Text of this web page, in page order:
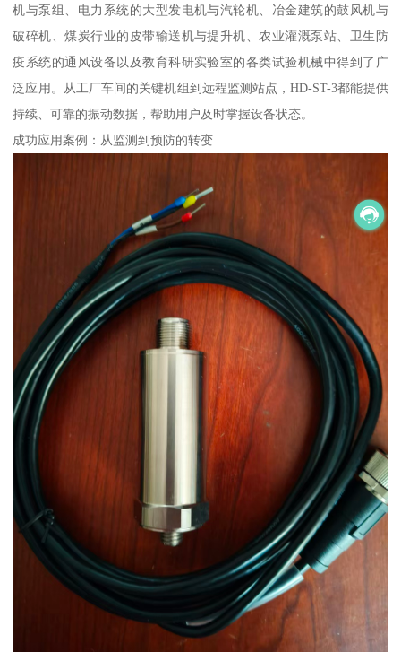
机与泵组、电力系统的大型发电机与汽轮机、冶金建筑的鼓风机与
破碎机、煤炭行业的皮带输送机与提升机、农业灌溉泵站、卫生防
疫系统的通风设备以及教育科研实验室的各类试验机械中得到了广
泛应用。从工厂车间的关键机组到远程监测站点，HD-ST-3都能提供
持续、可靠的振动数据，帮助用户及时掌握设备状态。
成功应用案例：从监测到预防的转变